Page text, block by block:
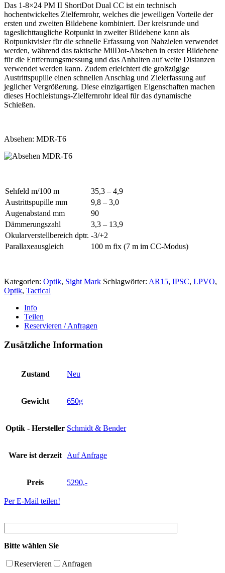
Das 1-8×24 PM II ShortDot Dual CC ist ein technisch
hochentwickeltes Zielfernrohr, welches die jeweiligen Vorteile der
ersten und zweiten Bildebene kombiniert. Der kreisrunde und
tageslichttaugliche Rotpunkt in zweiter Bildebene kann als
Rotpunktvisier für die schnelle Erfassung von Nahzielen verwendet
werden, während das taktische MilDot-Absehen in erster Bildebene
für die Entfernungsmessung und das Anhalten auf weite Distanzen
verwendet werden kann. Zudem erleichtert die großzügige
Austrittspupille einen schnellen Anschlag und Zielerfassung auf
jeglicher Vergrößerung. Diese einzigartigen Eigenschaften machen
dieses Hochleistungs-Zielfernrohr ideal für das dynamische
Schießen.
Absehen: MDR-T6
Sehfeld m/100 m
35,3 – 4,9
Austrittspupille mm
9,8 – 3,0
Augenabstand mm
90
Dämmerungszahl
3,3 – 13,9
Okularverstellbereich dptr. -3/+2
Parallaxeausgleich
100 m fix (7 m im CC-Modus)
Kategorien: Optik, Sight Mark Schlagwörter: AR15, IPSC, LPVO,
Optik, Tactical
Info
Teilen
Reservieren / Anfragen
Zusätzliche Information
Zustand Neu
Gewicht 650g
Optik - Hersteller Schmidt & Bender
Ware ist derzeit Auf Anfrage
Preis 5290,-
Per E-Mail teilen!
Bitte wählen Sie
Reservieren Anfragen